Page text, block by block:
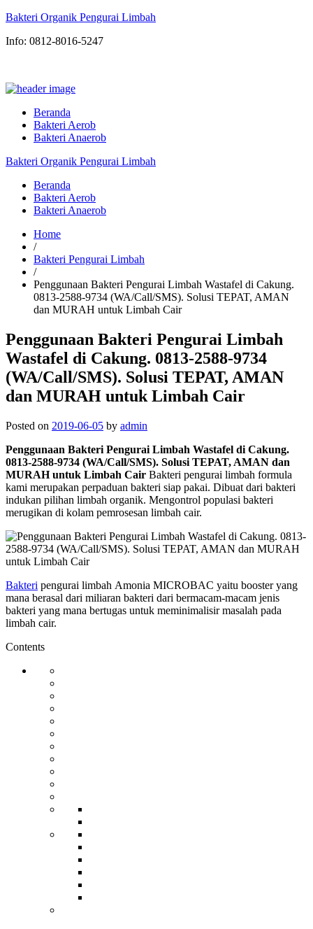
Bakteri Organik Pengurai Limbah
Info: 0812-8016-5247
Beranda
Bakteri Aerob
Bakteri Anaerob
Bakteri Organik Pengurai Limbah
Beranda
Bakteri Aerob
Bakteri Anaerob
Home
/
Bakteri Pengurai Limbah
/
Penggunaan Bakteri Pengurai Limbah Wastafel di Cakung.
0813-2588-9734 (WA/Call/SMS). Solusi TEPAT, AMAN
dan MURAH untuk Limbah Cair
Penggunaan Bakteri Pengurai Limbah
Wastafel di Cakung. 0813-2588-9734
(WA/Call/SMS). Solusi TEPAT, AMAN
dan MURAH untuk Limbah Cair
Posted on 2019-06-05 by admin
Penggunaan Bakteri Pengurai Limbah Wastafel di Cakung.
0813-2588-9734 (WA/Call/SMS). Solusi TEPAT, AMAN dan
MURAH untuk Limbah Cair Bakteri pengurai limbah formula
kami merupakan perpaduan bakteri siap pakai. Dibuat dari bakteri
indukan pilihan limbah organik. Mengontrol populasi bakteri
merugikan di kolam pemrosesan limbah cair.
Bakteri pengurai limbah Amonia MICROBAC yaitu booster yang
mana berasal dari miliaran bakteri dari bermacam-macam jenis
bakteri yang mana bertugas untuk meminimalisir masalah pada
limbah cair.
Contents